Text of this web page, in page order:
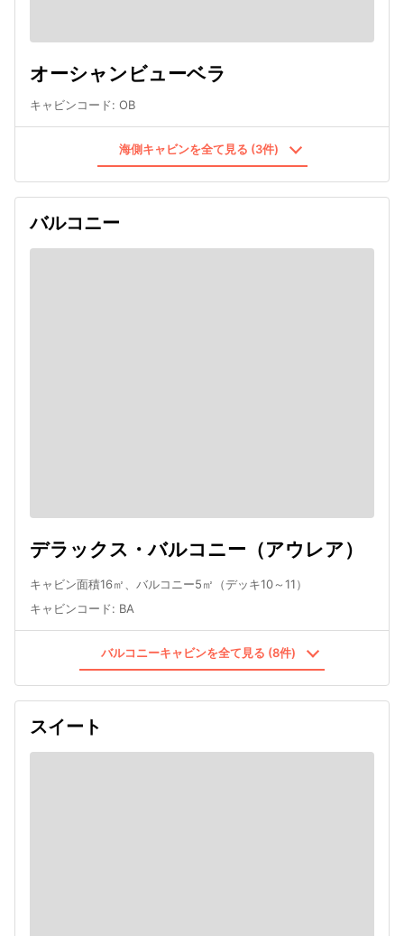
オーシャンビューベラ
キャビンコード: OB
海側キャビンを全て見る (3件)
バルコニー
デラックス・バルコニー（アウレア）
キャビン面積16㎡、バルコニー5㎡（デッキ10～11）
キャビンコード: BA
バルコニーキャビンを全て見る (8件)
スイート